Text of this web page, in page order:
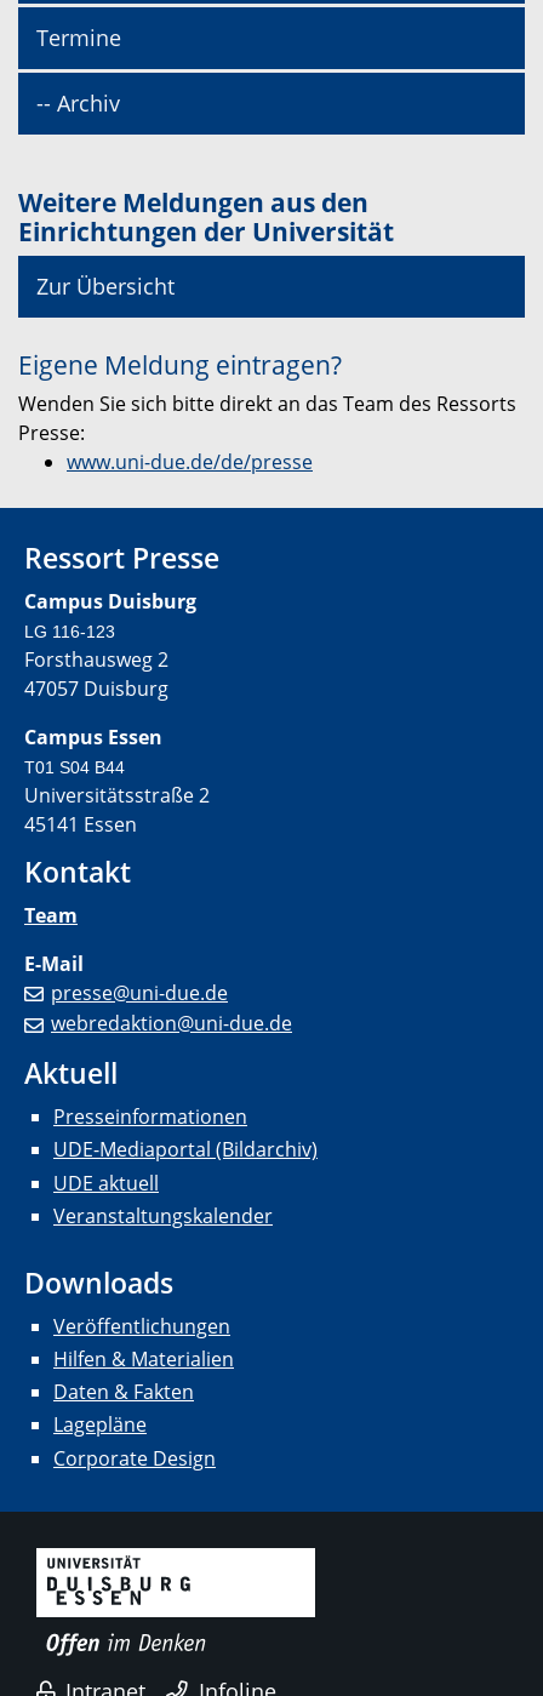
Termine
-- Archiv
Weitere Meldungen aus den
Einrichtungen der Universität
Zur Übersicht
Eigene Meldung eintragen?
Wenden Sie sich bitte direkt an das Team des Ressorts
Presse:
www.uni-due.de/de/presse
Ressort Presse
Campus Duisburg
LG 116-123
Forsthausweg 2
47057 Duisburg
Campus Essen
T01 S04 B44
Universitätsstraße 2
45141 Essen
Kontakt
Team
E-Mail
presse@uni-due.de
webredaktion@uni-due.de
Aktuell
Presseinformationen
UDE-Mediaportal (Bildarchiv)
UDE aktuell
Veranstaltungskalender
Downloads
Veröffentlichungen
Hilfen & Materialien
Daten & Fakten
Lagepläne
Corporate Design